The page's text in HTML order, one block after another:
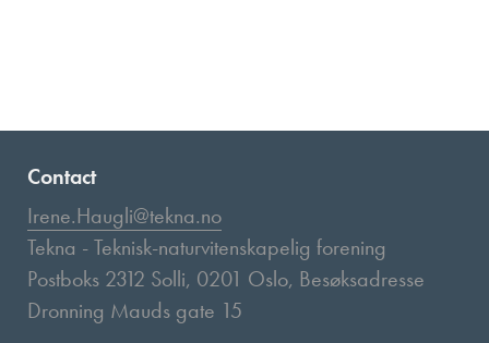
Contact
Irene.Haugli@tekna.no
Tekna - Teknisk-naturvitenskapelig forening
Postboks 2312 Solli, 0201 Oslo, Besøksadresse
Dronning Mauds gate 15